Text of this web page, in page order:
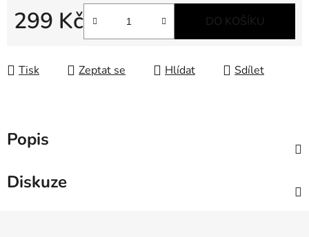
299 Kč DO KOŠÍKU
Tisk Zeptat se Hlídat Sdílet
Popis
Diskuze